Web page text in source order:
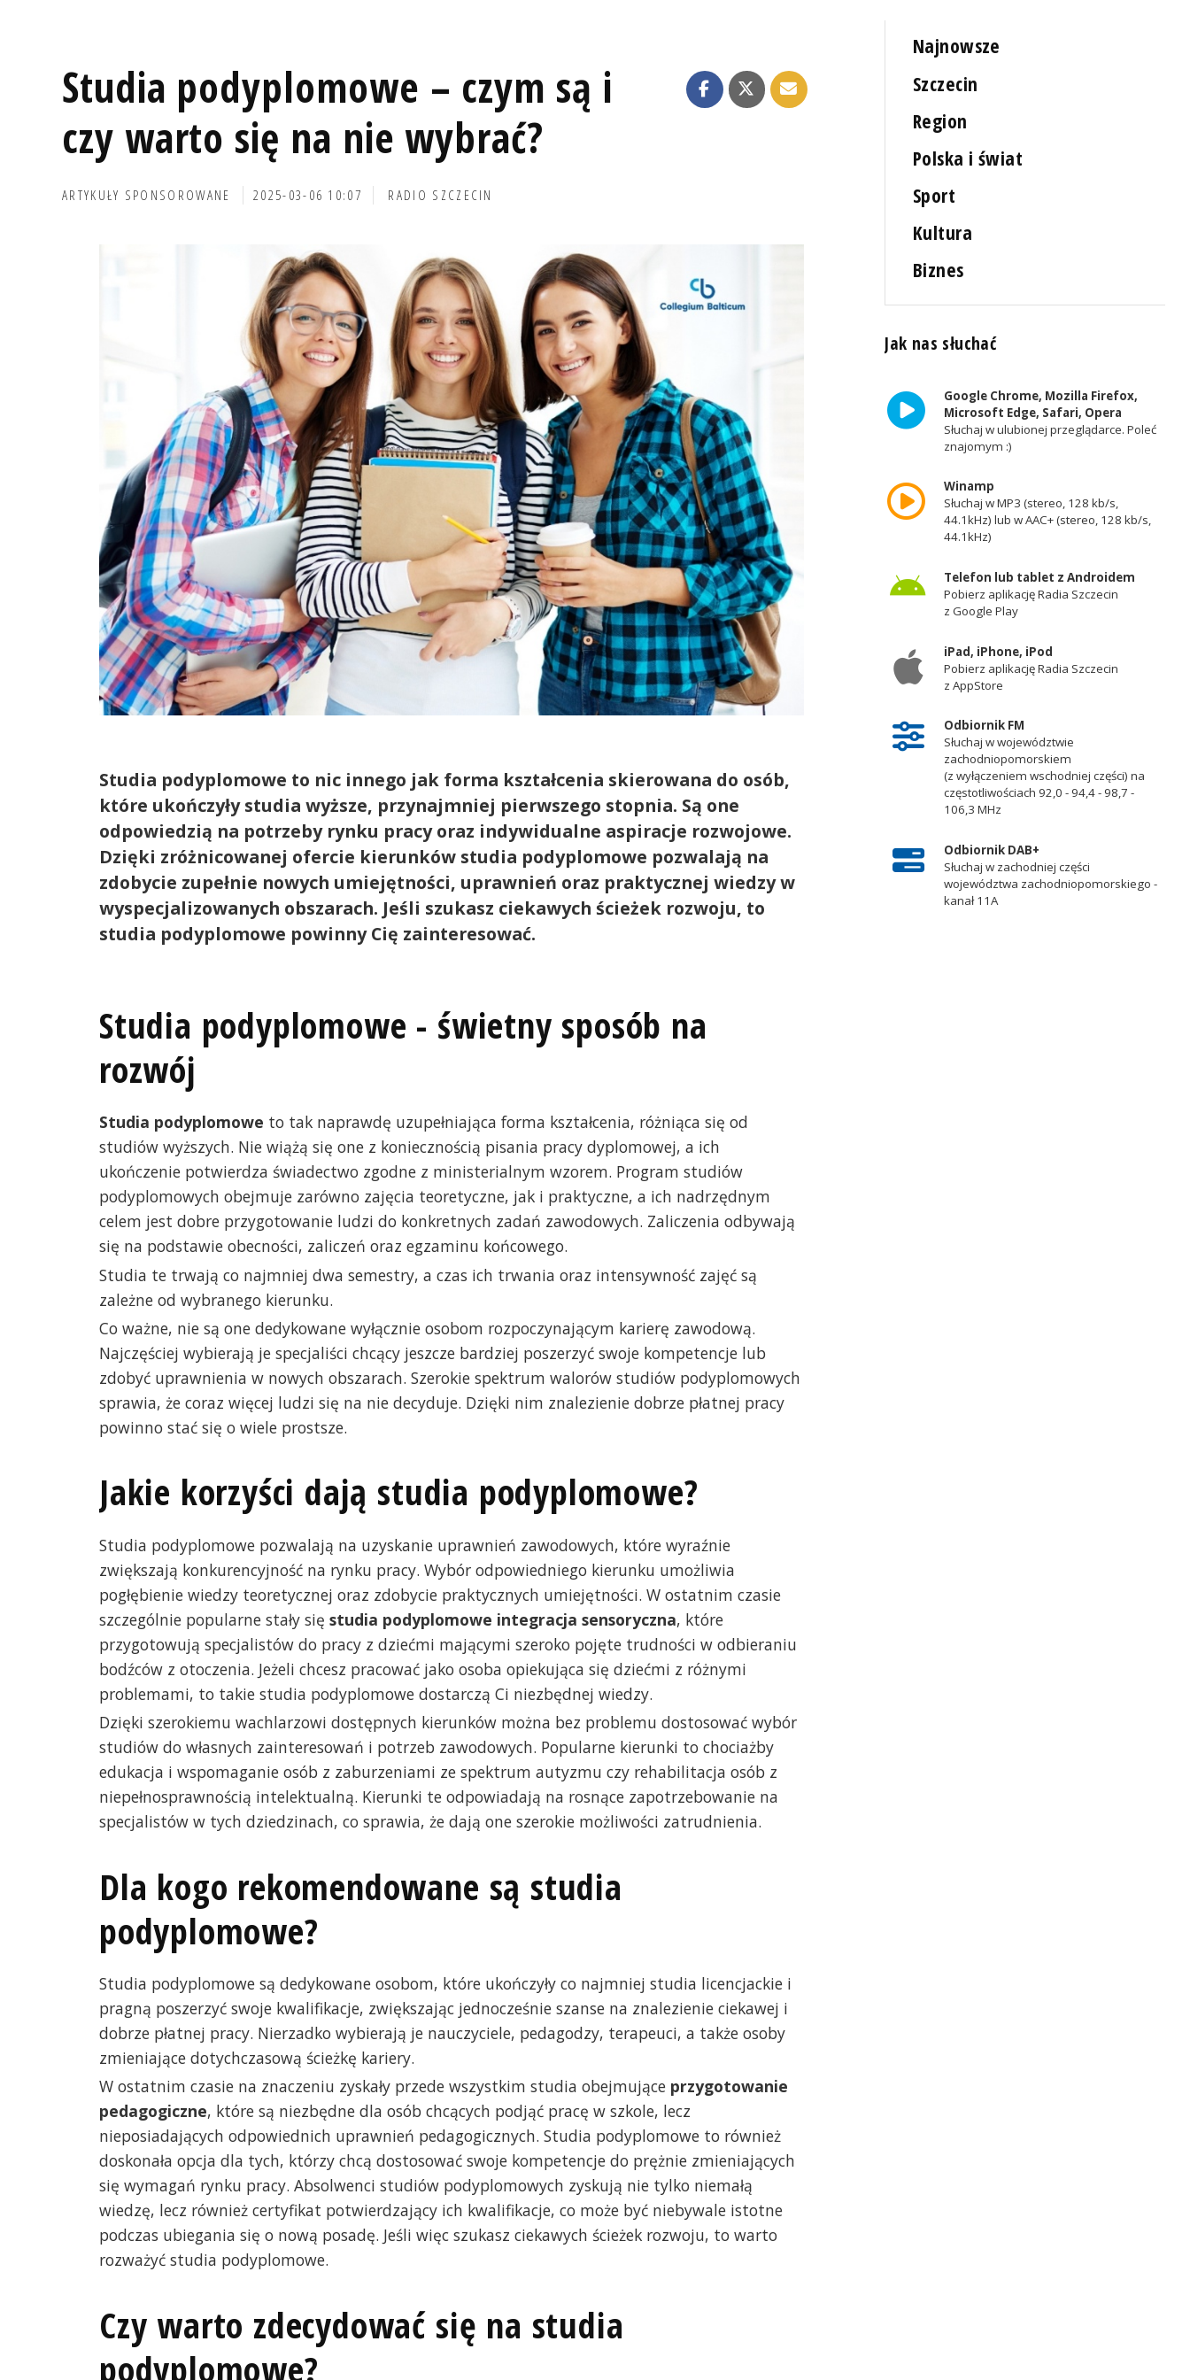
Studia podyplomowe – czym są i
czy warto się na nie wybrać?
ARTYKUŁY SPONSOROWANE 2025-03-06 10:07 RADIO SZCZECIN
Studia podyplomowe to nic innego jak forma kształcenia skierowana do osób,
które ukończyły studia wyższe, przynajmniej pierwszego stopnia. Są one
odpowiedzią na potrzeby rynku pracy oraz indywidualne aspiracje rozwojowe.
Dzięki zróżnicowanej ofercie kierunków studia podyplomowe pozwalają na
zdobycie zupełnie nowych umiejętności, uprawnień oraz praktycznej wiedzy w
wyspecjalizowanych obszarach. Jeśli szukasz ciekawych ścieżek rozwoju, to
studia podyplomowe powinny Cię zainteresować.
Studia podyplomowe - świetny sposób na
rozwój
Studia podyplomowe to tak naprawdę uzupełniająca forma kształcenia, różniąca się od
studiów wyższych. Nie wiążą się one z koniecznością pisania pracy dyplomowej, a ich
ukończenie potwierdza świadectwo zgodne z ministerialnym wzorem. Program studiów
podyplomowych obejmuje zarówno zajęcia teoretyczne, jak i praktyczne, a ich nadrzędnym
celem jest dobre przygotowanie ludzi do konkretnych zadań zawodowych. Zaliczenia odbywają
się na podstawie obecności, zaliczeń oraz egzaminu końcowego.
Studia te trwają co najmniej dwa semestry, a czas ich trwania oraz intensywność zajęć są
zależne od wybranego kierunku.
Co ważne, nie są one dedykowane wyłącznie osobom rozpoczynającym karierę zawodową.
Najczęściej wybierają je specjaliści chcący jeszcze bardziej poszerzyć swoje kompetencje lub
zdobyć uprawnienia w nowych obszarach. Szerokie spektrum walorów studiów podyplomowych
sprawia, że coraz więcej ludzi się na nie decyduje. Dzięki nim znalezienie dobrze płatnej pracy
powinno stać się o wiele prostsze.
Jakie korzyści dają studia podyplomowe?
Studia podyplomowe pozwalają na uzyskanie uprawnień zawodowych, które wyraźnie
zwiększają konkurencyjność na rynku pracy. Wybór odpowiedniego kierunku umożliwia
pogłębienie wiedzy teoretycznej oraz zdobycie praktycznych umiejętności. W ostatnim czasie
szczególnie popularne stały się studia podyplomowe integracja sensoryczna, które
przygotowują specjalistów do pracy z dziećmi mającymi szeroko pojęte trudności w odbieraniu
bodźców z otoczenia. Jeżeli chcesz pracować jako osoba opiekująca się dziećmi z różnymi
problemami, to takie studia podyplomowe dostarczą Ci niezbędnej wiedzy.
Dzięki szerokiemu wachlarzowi dostępnych kierunków można bez problemu dostosować wybór
studiów do własnych zainteresowań i potrzeb zawodowych. Popularne kierunki to chociażby
edukacja i wspomaganie osób z zaburzeniami ze spektrum autyzmu czy rehabilitacja osób z
niepełnosprawnością intelektualną. Kierunki te odpowiadają na rosnące zapotrzebowanie na
specjalistów w tych dziedzinach, co sprawia, że dają one szerokie możliwości zatrudnienia.
Dla kogo rekomendowane są studia
podyplomowe?
Studia podyplomowe są dedykowane osobom, które ukończyły co najmniej studia licencjackie i
pragną poszerzyć swoje kwalifikacje, zwiększając jednocześnie szanse na znalezienie ciekawej i
dobrze płatnej pracy. Nierzadko wybierają je nauczyciele, pedagodzy, terapeuci, a także osoby
zmieniające dotychczasową ścieżkę kariery.
W ostatnim czasie na znaczeniu zyskały przede wszystkim studia obejmujące przygotowanie
pedagogiczne, które są niezbędne dla osób chcących podjąć pracę w szkole, lecz
nieposiadających odpowiednich uprawnień pedagogicznych. Studia podyplomowe to również
doskonała opcja dla tych, którzy chcą dostosować swoje kompetencje do prężnie zmieniających
się wymagań rynku pracy. Absolwenci studiów podyplomowych zyskują nie tylko niemałą
wiedzę, lecz również certyfikat potwierdzający ich kwalifikacje, co może być niebywale istotne
podczas ubiegania się o nową posadę. Jeśli więc szukasz ciekawych ścieżek rozwoju, to warto
rozważyć studia podyplomowe.
Czy warto zdecydować się na studia
podyplomowe?
Najnowsze
Szczecin
Region
Polska i świat
Sport
Kultura
Biznes
Jak nas słuchać
Google Chrome, Mozilla Firefox,
Microsoft Edge, Safari, Opera
Słuchaj w ulubionej przeglądarce. Poleć
znajomym :)
Winamp
Słuchaj w MP3 (stereo, 128 kb/s,
44.1kHz) lub w AAC+ (stereo, 128 kb/s,
44.1kHz)
Telefon lub tablet z Androidem
Pobierz aplikację Radia Szczecin
z Google Play
iPad, iPhone, iPod
Pobierz aplikację Radia Szczecin
z AppStore
Odbiornik FM
Słuchaj w województwie
zachodniopomorskiem
(z wyłączeniem wschodniej części) na
częstotliwościach 92,0 - 94,4 - 98,7 -
106,3 MHz
Odbiornik DAB+
Słuchaj w zachodniej części
województwa zachodniopomorskiego -
kanał 11A